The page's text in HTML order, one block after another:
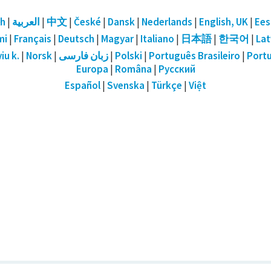
| العربية | 中文|České | Dansk| Nederlands | English, UK|
| Français | Deutsch | Magyar| Italiano | 日本語| 한국어 |
k. | Norsk| زبان فارسی| Polski | Português Brasileiro |
Europa | Româna | Русский
Español|Svenska | Türkçe |Việt